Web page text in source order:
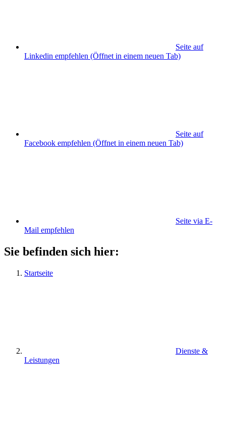
Seite auf
Linkedin empfehlen (Öffnet in einem neuen Tab)
Seite auf
Facebook empfehlen (Öffnet in einem neuen Tab)
Seite via E-
Mail empfehlen
Sie befinden sich hier:
Startseite
Dienste &
Leistungen